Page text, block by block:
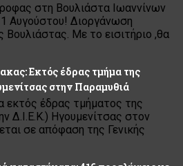
στη Βουλιάστα Ιωαννίνων
Αυγούστου! Διοργάνωση
Βουλιάστας. Με το εισιτήριο ,θα
Εκτός έδρας τμήμα της
στην Παραμυθιά
εκτός έδρας τμήματος της
Δ.Ι.Ε.Κ.) Ηγουμενίτσας στον
σε απόφαση της Γενικής